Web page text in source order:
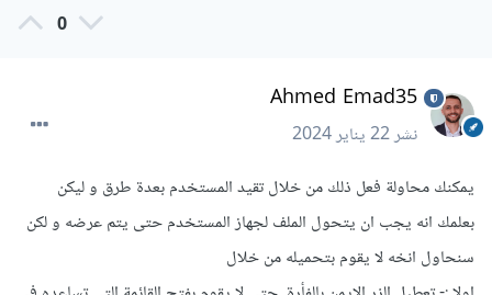
0
Ahmed Emad35
نشر22 يناير 2024
يمكنك محاولة فعل ذلك من خلال تقيد المستخدم بعدة طرق و ليكن
بعلمك انه يجب ان يتحول الملف لجهاز المستخدم حتى يتم عرضه و لكن
سنحاول انخه لا يقوم بتحميله من خلال